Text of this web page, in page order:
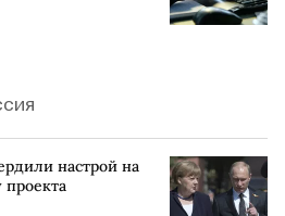
настрой на